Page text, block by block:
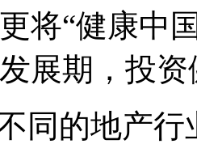
将“健康中
展期，投
的地产行